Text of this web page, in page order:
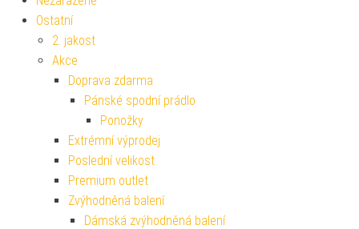
Ostatní
2. jakost
Akce
Doprava zdarma
Pánské spodní prádlo
Ponožky
Extrémní výprodej
Poslední velikost
Premium outlet
Zvýhodněná balení
Dámská zvýhodněná balení